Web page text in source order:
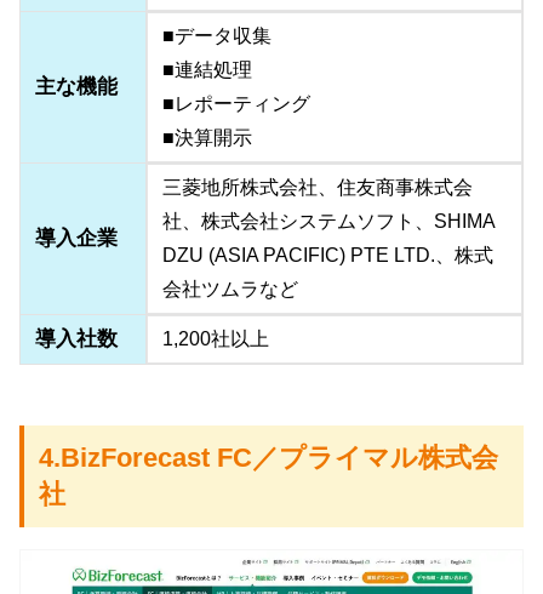
主な機能
■データ収集
■連結処理
■レポーティング
■決算開示
導入企業
三菱地所株式会社、住友商事株式会
社、株式会社システムソフト、SHIMA
DZU (ASIA PACIFIC) PTE LTD.、株式
会社ツムラなど
導入社数 1,200社以上
4.BizForecast FC／プライマル株式会
社